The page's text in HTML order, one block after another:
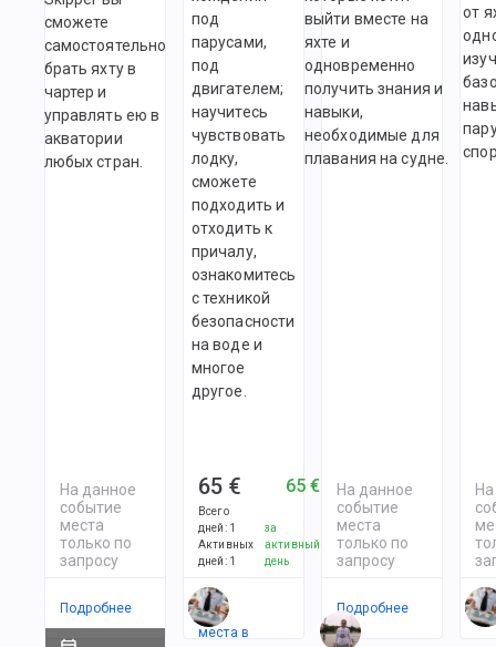
сможете
самостоятельно
брать яхту в
чартер и
управлять ею в
акватории
любых стран.
На данное
событие
места
только по
запросу
Подробнее
под
парусами,
под
двигателем;
научитесь
чувствовать
лодку,
сможете
подходить и
отходить к
причалу,
ознакомитесь
с техникой
безопасности
на воде и
многое
другое.
65 €
Всего
дней: 1
Активных
дней: 1
65 €
за
активный
день
Есть
места в
выйти вместе на
яхте и
одновременно
получить знания и
навыки,
необходимые для
плавания на судне.
На данное
событие
места
только по
запросу
Подробнее
от